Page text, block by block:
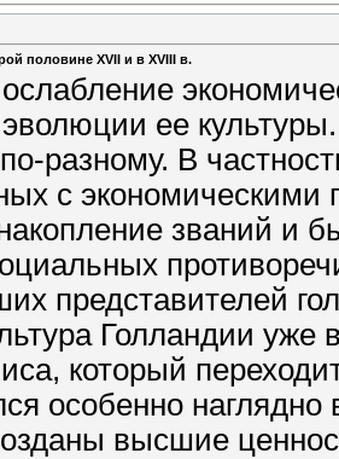
половине XVII и в XVIII в.
ее
разному. В
с
званий и
представителей
Голландии уже
который
особенно
высшие